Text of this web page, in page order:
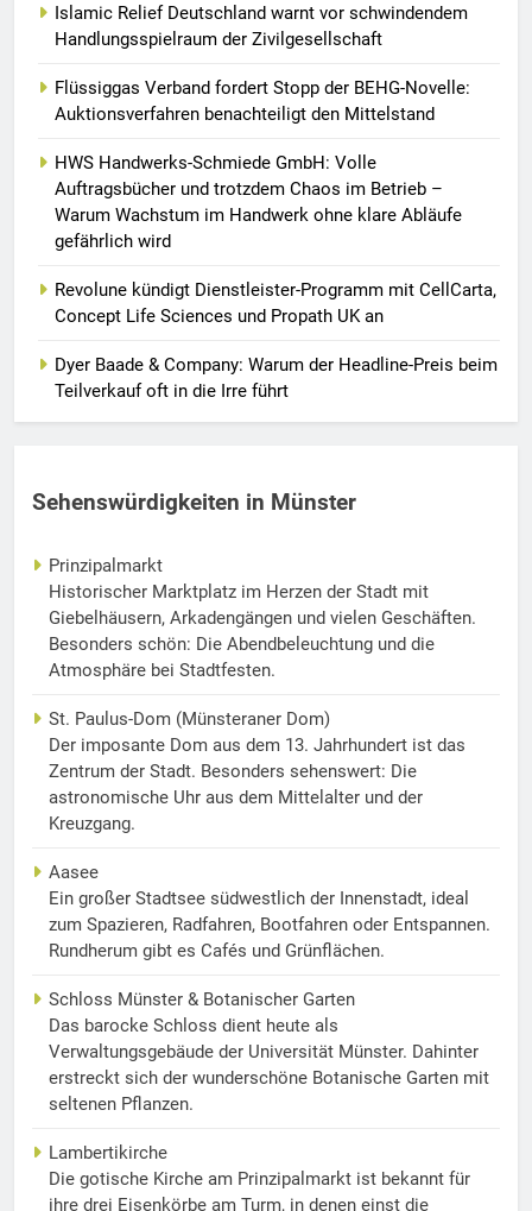
Islamic Relief Deutschland warnt vor schwindendem
Handlungsspielraum der Zivilgesellschaft
Flüssiggas Verband fordert Stopp der BEHG-Novelle:
Auktionsverfahren benachteiligt den Mittelstand
HWS Handwerks-Schmiede GmbH: Volle
Auftragsbücher und trotzdem Chaos im Betrieb –
Warum Wachstum im Handwerk ohne klare Abläufe
gefährlich wird
Revolune kündigt Dienstleister-Programm mit CellCarta,
Concept Life Sciences und Propath UK an
Dyer Baade & Company: Warum der Headline-Preis beim
Teilverkauf oft in die Irre führt
Sehenswürdigkeiten in Münster
Prinzipalmarkt
Historischer Marktplatz im Herzen der Stadt mit
Giebelhäusern, Arkadengängen und vielen Geschäften.
Besonders schön: Die Abendbeleuchtung und die
Atmosphäre bei Stadtfesten.
St. Paulus-Dom (Münsteraner Dom)
Der imposante Dom aus dem 13. Jahrhundert ist das
Zentrum der Stadt. Besonders sehenswert: Die
astronomische Uhr aus dem Mittelalter und der
Kreuzgang.
Aasee
Ein großer Stadtsee südwestlich der Innenstadt, ideal
zum Spazieren, Radfahren, Bootfahren oder Entspannen.
Rundherum gibt es Cafés und Grünflächen.
Schloss Münster & Botanischer Garten
Das barocke Schloss dient heute als
Verwaltungsgebäude der Universität Münster. Dahinter
erstreckt sich der wunderschöne Botanische Garten mit
seltenen Pflanzen.
Lambertikirche
Die gotische Kirche am Prinzipalmarkt ist bekannt für
ihre drei Eisenkörbe am Turm, in denen einst die